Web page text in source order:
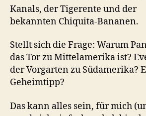
Kanals, der Tigerente und der
bekannten Chiquita-Bananen.
Stellt sich die Frage: Warum
das Tor zu Mittelamerika ist?
der Vorgarten zu Südamerika?
Geheimtipp?
Das kann alles sein, für mich